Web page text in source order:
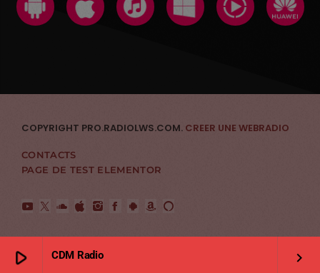
play_arrow CDM Radio keyboard_arrow_right
COPYRIGHT PRO.RADIOLWS.COM. CREER UNE WEBRADIO
CONTACTS
PAGE DE TEST ELEMENTOR